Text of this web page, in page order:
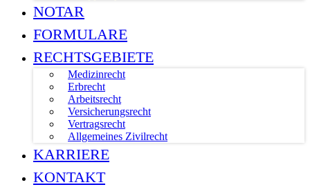
NOTAR
FORMULARE
RECHTSGEBIETE
Medizinrecht
Erbrecht
Arbeitsrecht
Versicherungsrecht
Vertragsrecht
Allgemeines Zivilrecht
KARRIERE
KONTAKT